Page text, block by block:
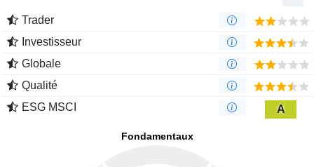
Trader
Investisseur
Globale
Qualité
ESG MSCI
A